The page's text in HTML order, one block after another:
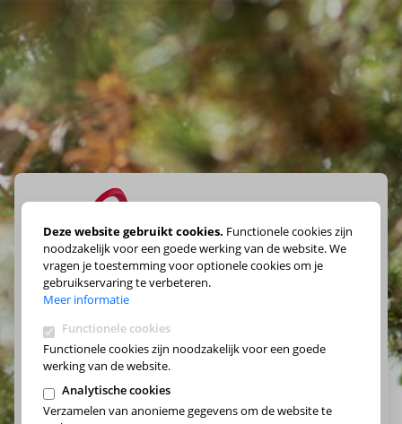
Maak je keuze
Deze website gebruikt cookies. Functionele cookies zijn
noodzakelijk voor een goede werking van de website. We
vragen je toestemming voor optionele cookies om je
gebruikservaring te verbeteren.
Meer informatie
Functionele cookies
Functionele cookies zijn noodzakelijk voor een goede
werking van de website.
Analytische cookies
Verzamelen van anonieme gegevens om de website te